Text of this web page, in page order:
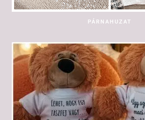
PÁRNAHUZAT